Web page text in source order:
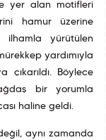
yer alan motifleri
hamur üzerine
ilhamla yürütülen
yardımıyla
çıkarıldı. Böylece
bir yorumla
haline geldi.
aynı zamanda